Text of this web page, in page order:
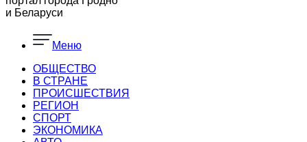
и Беларуси
Меню
ОБЩЕСТВО
В СТРАНЕ
ПРОИСШЕСТВИЯ
РЕГИОН
CПОРТ
ЭКОНОМИКА